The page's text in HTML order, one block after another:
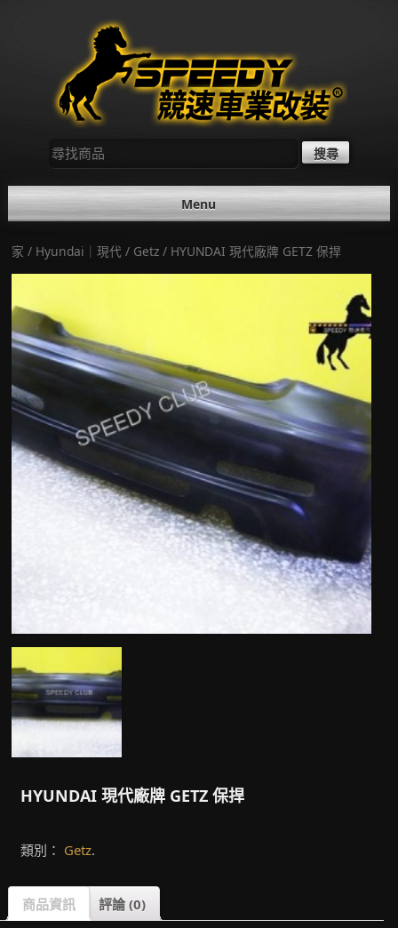
尋
找：
Menu
家 / Hyundai｜現代/ Getz/ HYUNDAI 現代廠牌 GETZ 保捍
HYUNDAI 現代廠牌 GETZ 保捍
類別： Getz.
商品資訊 評論 (0)